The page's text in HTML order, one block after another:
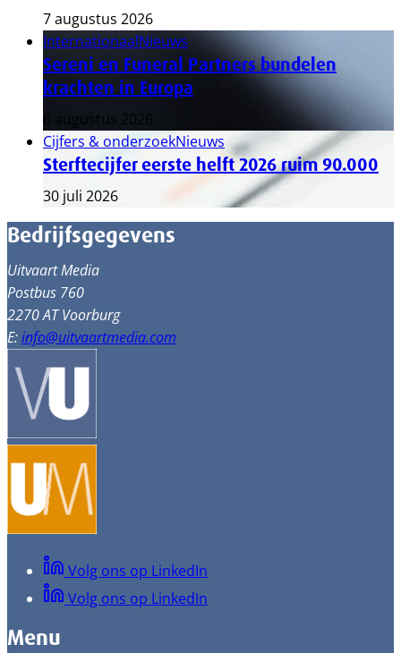
7 augustus 2026
InternationaalNieuws
Sereni en Funeral Partners bundelen
krachten in Europa
6 augustus 2026
Cijfers & onderzoekNieuws
Sterftecijfer eerste helft 2026 ruim 90.000
30 juli 2026
Bedrijfsgegevens
Uitvaart Media
Postbus 760
2270 AT Voorburg
E:info@uitvaartmedia.com
Volg ons op LinkedIn
Volg ons op LinkedIn
Menu